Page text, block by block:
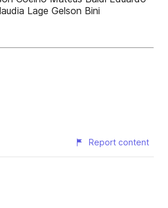
Lage Gelson Bini
Report content